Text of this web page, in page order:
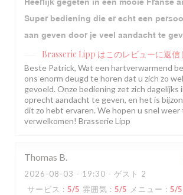
Heerlijk gegeten in een mooie Franse
Super bediening die er echt een
aan geven door je veel aandacht te
Brasserie Lipp はこのレビューに返信
Beste Patrick, Wat een hartverwarmend
ons enorm deugd te horen dat u zich zo
gevoeld. Onze bediening zet zich dagelijks
oprecht aandacht te geven, en het is
dit zo hebt ervaren. We hopen u snel weer
verwelkomen! Brasserie Lipp
Thomas B
2026-08-03 - 19:30 - ゲスト 2
サービス : 5/5 雰囲気 : 5/5 メニュー : 5/5